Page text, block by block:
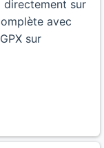
directement sur
avec
sur